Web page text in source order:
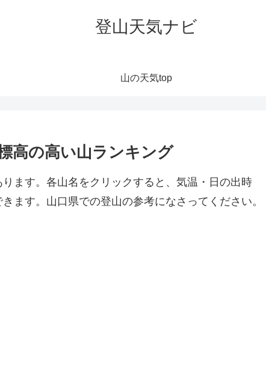
登山天気ナビ
山の天気top
高の高い山ランキング
ます。各山名をクリックすると、気温・日の出時
ます。山口県での登山の参考になさってください。